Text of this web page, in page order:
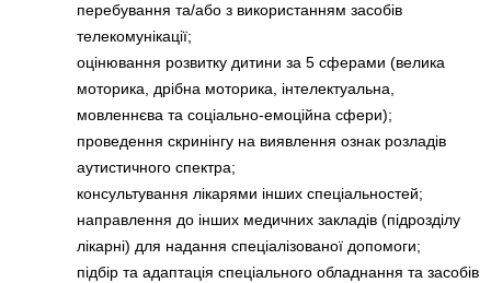
перебування та/або з використанням засобів
телекомунікації;
оцінювання розвитку дитини за 5 сферами (велика
моторика, дрібна моторика, інтелектуальна,
мовленнєва та соціально-емоційна сфери);
проведення скринінгу на виявлення ознак розладів
аутистичного спектра;
консультування лікарями інших спеціальностей;
направлення до інших медичних закладів (підрозділу
лікарні) для надання спеціалізованої допомоги;
підбір та адаптація спеціального обладнання та засобів